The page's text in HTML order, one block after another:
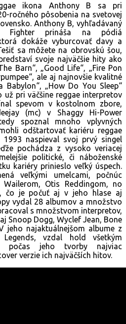
ikona Anthony B sa pri
ročného pôsobenia na svetovej
Anthony B, vyhľadávaný
Fighter prináša na pódiá
dokáže vyburcovať davy a
sa môžete na obrovskú šou,
svoje najväčšie hity ako
Barn“, „Good Life“, „Fire Pon
ale aj najnovšie kvalitné
„How Do You Sleep“
už pri väčšine reggae interpretov
spevom v kostolnom zbore,
(mc) v Shaggy Hi-Power
spoznal mnoho vplyvných
odštartovať kariéru reggae
naspieval svoj prvý singel
pochádza z vysoko veriacej
politické, či náboženské
kariéry prinieslo veľký úspech.
veľkými umelcami, počnúc
Wailerom, Otis Reddingom, no
čo je počuť aj v jeho hlase aj
vydal 28 albumov a množstvo
s množstvom interpretov,
Snoop Dogg, Wyclef Jean, Bone
jeho najaktuálnejšom albume z
vzdal hold všetkým
počas jeho tvorby najviac
verzie ich najväčších hitov.